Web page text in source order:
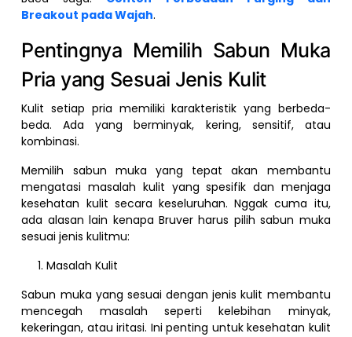
Breakout pada Wajah.
Pentingnya Memilih Sabun Muka
Pria yang Sesuai Jenis Kulit
Kulit setiap pria memiliki karakteristik yang berbeda-
beda. Ada yang berminyak, kering, sensitif, atau
kombinasi.
Memilih sabun muka yang tepat akan membantu
mengatasi masalah kulit yang spesifik dan menjaga
kesehatan kulit secara keseluruhan. Nggak cuma itu,
ada alasan lain kenapa Bruver harus pilih sabun muka
sesuai jenis kulitmu:
Masalah Kulit
Sabun muka yang sesuai dengan jenis kulit membantu
mencegah masalah seperti kelebihan minyak,
kekeringan, atau iritasi. Ini penting untuk kesehatan kulit